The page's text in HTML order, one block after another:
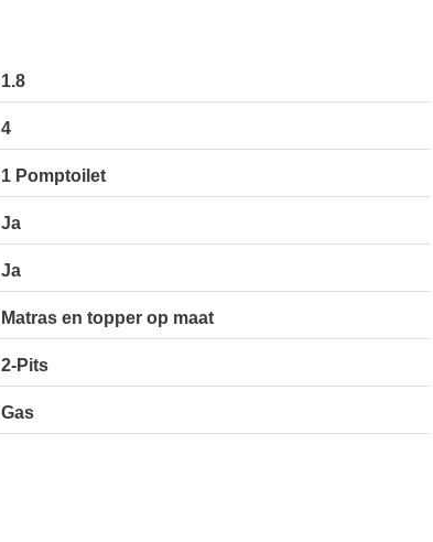
1.8
4
1 Pomptoilet
Ja
Ja
Matras en topper op maat
2-Pits
Gas